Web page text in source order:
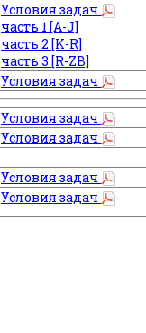
Условия задач
часть 1 [A-J]
часть 2 [K-R]
часть 3 [R-ZB]
Условия задач
Условия задач
Условия задач
Условия задач
Условия задач